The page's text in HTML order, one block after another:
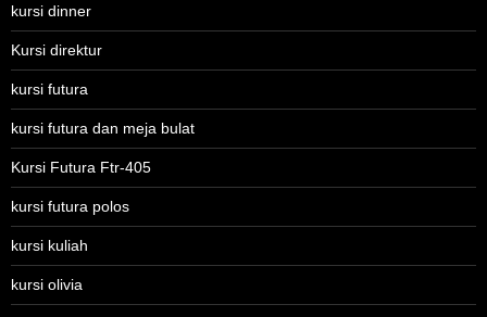
kursi dinner
Kursi direktur
kursi futura
kursi futura dan meja bulat
Kursi Futura Ftr-405
kursi futura polos
kursi kuliah
kursi olivia